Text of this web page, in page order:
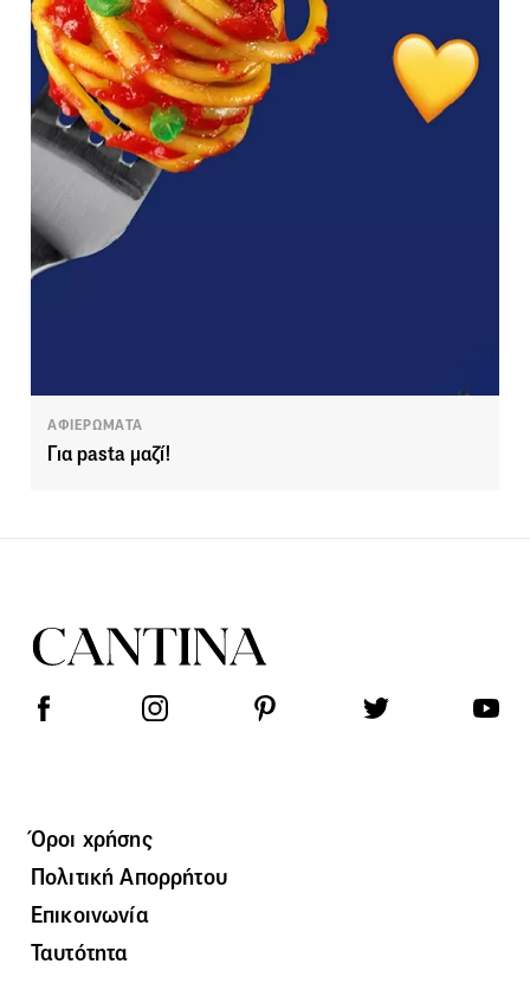
ΑΦΙΕΡΩΜΑΤΑ
Για pasta μαζί!
Όροι χρήσης
Πολιτική Απορρήτου
Επικοινωνία
Ταυτότητα